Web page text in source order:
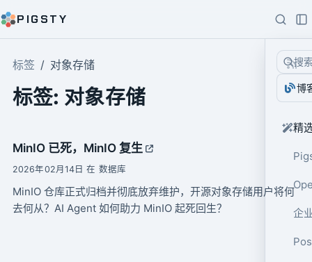
PIGSTY
搜
博
精
企
标签 对象存储
标签: 对象存储
MinIO 已死，MinIO 复生
2026年02月14日 在 数据库
MinIO 仓库正式归档并彻底放弃维护，开源对象存储用户将何
去何从？AI Agent 如何助力 MinIO 起死回生？